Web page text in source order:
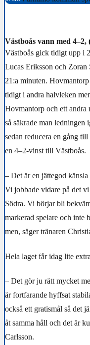
Västboås vann med
Västboås gick tidigt upp i
Lucas Eriksson och Zoran
21:a minuten.
tidigt i andra halvleken
Hovmantorp och ett andra
så säkrade man ledningen
sedan reducera en gång
en 4–2-vinst till Västboås.
– Det är en jättegod
Vi jobbade vidare på det
Södra. Vi börjar bli
markerad spelare och inte
men, säger tränaren
Hela laget får idag lite
– Det gör ju rätt mycket
är fortfarande hyffsat
också ett gratismål så det
åt samma håll och det är
Carlsson.